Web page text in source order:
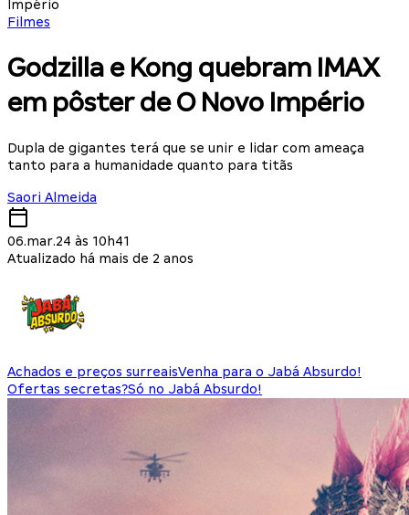
Império
Filmes
Godzilla e Kong quebram IMAX
em pôster de O Novo Império
Dupla de gigantes terá que se unir e lidar com ameaça
tanto para a humanidade quanto para titãs
Saori Almeida
06.mar.24 às 10h41
Atualizado há mais de 2 anos
Achados e preços surreaisVenha para o Jabá Absurdo!
Ofertas secretas?Só no Jabá Absurdo!